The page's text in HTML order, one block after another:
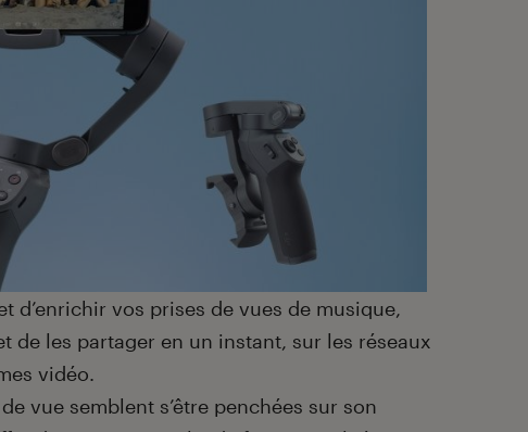
d’enrichir vos prises de vues de musique,
de les partager en un instant, sur les réseaux
vidéo.
vue semblent s’être penchées sur son